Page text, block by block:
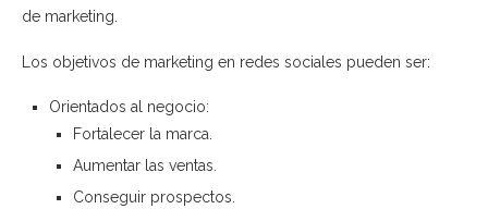
de marketing.
Los objetivos de marketing en redes sociales pueden ser:
Orientados al negocio:
Fortalecer la marca.
Aumentar las ventas.
Conseguir prospectos.